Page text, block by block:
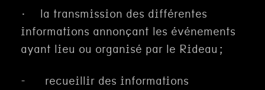
· la transmission des différentes
informations annonçant les événements
ayant lieu ou organisé par le Rideau ;
- recueillir des informations